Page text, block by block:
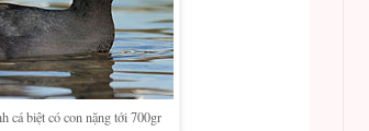
cá biệt có con nặng tới 700gr